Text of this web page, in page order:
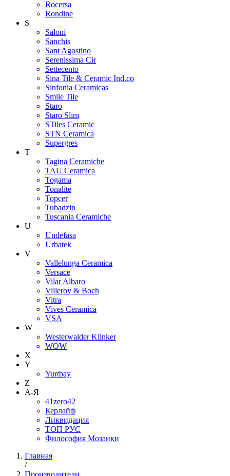
Rocersa
Rondine
S
Saloni
Sanchis
Sant Agostino
Serenissima Cir
Settecento
Sina Tile & Ceramic Ind.co
Sinfonia Ceramicas
Smile Tile
Staro
Staro Slim
STiles Ceramic
STN Ceramica
Supergres
T
Tagina Ceramiche
TAU Ceramica
Togama
Tonalite
Topcer
Tubadzin
Tuscania Ceramiche
U
Undefasa
Urbatek
V
Vallelunga Ceramica
Versace
Vilar Albaro
Villeroy & Boch
Vitra
Vives Ceramica
VSA
W
Westerwalder Klinker
WOW
X
Y
Yurtbay
Z
А-Я
41zero42
Керлайф
Ликвидация
ТОП РУС
Философия Мозаики
Главная
/
Производители